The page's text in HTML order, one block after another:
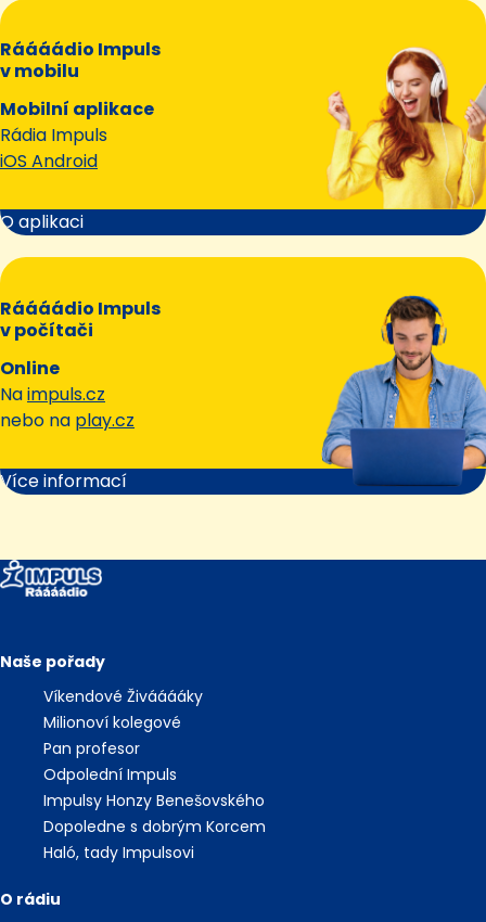
Ráááádio Impuls
v mobilu
Mobilní aplikace
Rádia Impuls
iOS Android
O aplikaci
Ráááádio Impuls
v počítači
Online
Naimpuls.cz
nebo na play.cz
Více informací
Naše pořady
Víkendové Živááááky
Milionoví kolegové
Pan profesor
Odpolední Impuls
Impulsy Honzy Benešovského
Dopoledne s dobrým Korcem
Haló, tady Impulsovi
O rádiu